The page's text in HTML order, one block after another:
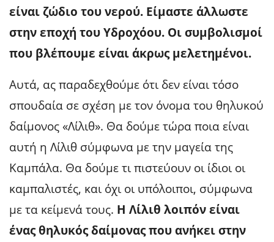
είναι ζώδιο του νερού. Είμαστε άλλωστε
στην εποχή του Υδροχόου. Οι συμβολισμοί
που βλέπουμε είναι άκρως μελετημένοι.
Αυτά, ας παραδεχθούμε ότι δεν είναι τόσο
σπουδαία σε σχέση με τον όνομα του θηλυκού
δαίμονος «Λίλιθ». Θα δούμε τώρα ποια είναι
αυτή η Λίλιθ σύμφωνα με την μαγεία της
Καμπάλα. Θα δούμε τι πιστεύουν οι ίδιοι οι
καμπαλιστές, και όχι οι υπόλοιποι, σύμφωνα
με τα κείμενά τους. Η Λίλιθ λοιπόν είναι
ένας θηλυκός δαίμονας που ανήκει στην